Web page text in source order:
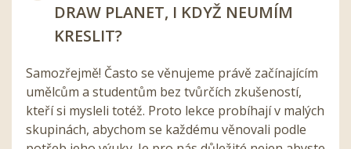
DRAW PLANET, I KDYŽ NEUMÍM
KRESLIT?
Samozřejmě! Často se věnujeme právě začínajícím
umělcům a studentům bez tvůrčích zkušeností,
kteří si mysleli totéž. Proto lekce probíhají v malých
skupinách, abychom se každému věnovali podle